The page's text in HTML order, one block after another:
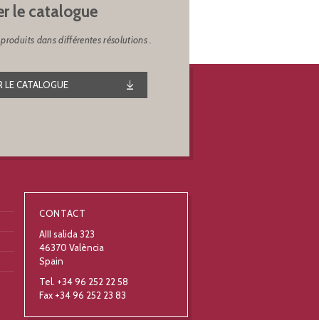
le catalogue
dans différentes résolutions .
LE CATALOGUE
CONTACT
AIII salida 323
46370 València
Spain
Tel. +34 96 252 22 58
Fax +34 96 252 23 83